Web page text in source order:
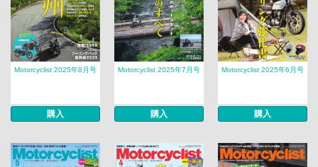
Motorcyclist 2025年8月号
購入
Motorcyclist 2025年7月号
購入
Motorcyclist 2025年6月号
購入